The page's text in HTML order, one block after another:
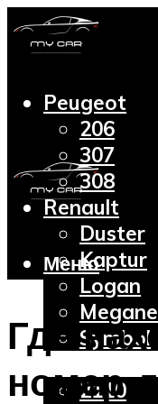
Peugeot
206
307
308
Renault
Duster
Kaptur
Logan
Megane
Symbol
Lada
2110
Меню
Где
номер